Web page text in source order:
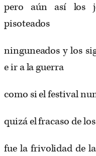
pero aún así los
pisoteados
ninguneados y los
e ir a la guerra
como si el festival
quizá el fracaso de
fue la frivolidad de